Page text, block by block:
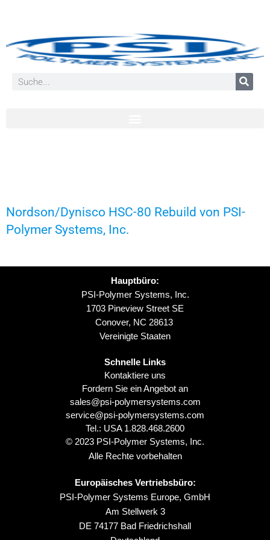
Nordson/Dynisco HSC-80 Rebuild von PSI-
Polymer Systems, Inc.
Hauptbüro:
PSI-Polymer Systems, Inc.
1703 Pineview Street SE
Conover, NC 28613
Vereinigte Staaten
Schnelle Links
Kontaktiere uns
Fordern Sie ein Angebot an
sales@psi-polymersystems.com
service@psi-polymersystems.com
Tel.: USA 1.828.468.2600
© 2023 PSI-Polymer Systems, Inc.
Alle Rechte vorbehalten
Europäisches Vertriebsbüro:
PSI-Polymer Systems Europe, GmbH
Am Stellwerk 3
DE 74177 Bad Friedrichshall